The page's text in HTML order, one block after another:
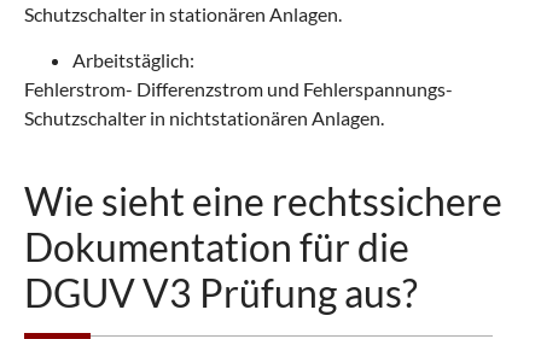
Schutzschalter in stationären Anlagen.
Arbeitstäglich:
Fehlerstrom- Differenzstrom und Fehlerspannungs-
Schutzschalter in nichtstationären Anlagen.
Wie sieht eine rechtssichere
Dokumentation für die
DGUV V3 Prüfung aus?